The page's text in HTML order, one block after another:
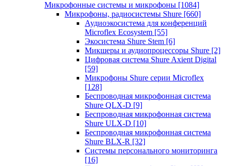
Микрофонные системы и микрофоны [1084]
Микрофоны, радиосистемы Shure [660]
Аудиоэкосистема для конференций
Microflex Ecosystem [55]
Экосистема Shure Stem [6]
Микшеры и аудиопроцессоры Shure [2]
Цифровая система Shure Axient Digital
[59]
Микрофоны Shure серии Microflex
[128]
Беспроводная микрофонная система
Shure QLX-D [9]
Беспроводная микрофонная система
Shure ULX-D [10]
Беспроводная микрофонная система
Shure BLX-R [32]
Системы персонального мониторинга
[16]